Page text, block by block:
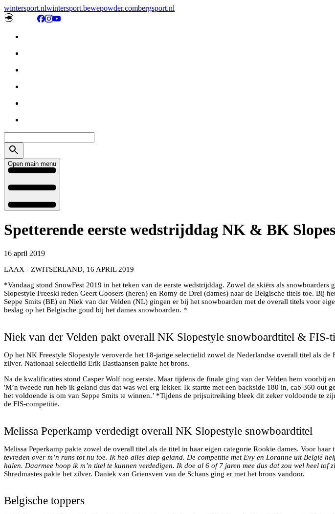
wintersport.nlwintersport.bewepowder.combergsport.nl
Open main menu
Spetterende eerste wedstrijddag NK & BK
16 april 2019
LAAX - ZWITSERLAND, 16 APRIL 2019
*Vandaag stond SnowFest 2019 in het teken van de eerste wedstrijddag. Zowel de skiërs als
Slopestyle Freeski reden Geert Goosers (heren) en Romy de Drei (dames) naar de Belgische titels toe. Bij
Seppe Smits (BE) en Niek van der Velden (NL) gingen er bij het snowboarden met de overall titels voor
beslag op het Belgische goud bij het dames snowboarden. *
Niek van der Velden pakt overall NK Slopestyle snowboardtitel & FIS-
Op het NK Freestyle Slopestyle veroverde het 18-jarige selectielid zowel de Nederlandse overall titel als
zilver. Nationaal selectielid Erik Bastiaansen pakte het brons.
Na de kwalificaties stond Casper Wolf nog eerste. Maar tijdens de finale ging van der Velden hem
'M’n tweede run heb ik geland dus dat was wel erg lekker. Ik startte met een backside 180 in, cab 360
het voldoende is om van Seppe Smits te winnen.’ *Tijdens de prijsuitreiking bleek dit zeker voldoende te
de FIS-competitie.
Melissa Peperkamp verdedigt overall NK Slopestyle snowboardtitel
Melissa Peperkamp pakte zowel de overall titel als de titel in haar eigen categorie Rookie dames. Voor
tevreden over m’n runs tot nu toe. Ik heb alles diep geland. De competitie met Evy en Loranne uit België
halen. Daarmee hoop ik m’n titel te kunnen verdedigen. Ik doe al 6 of 7 jaren mee dus dat zou wel heel tof
Shredmastes pakte het zilver. Daniek van Griensven van de Schans ging er met het brons vandoor.
Belgische toppers